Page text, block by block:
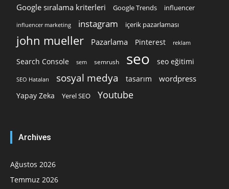
Google sıralama kriterleri Google Trends influencer
influencer marketing instagram içerik pazarlaması
john mueller Pazarlama Pinterest reklam
Search Console sem semrush seo seo eğitimi
SEO Hataları sosyal medya tasarım wordpress
Yapay Zeka Yerel SEO Youtube
Archives
Ağustos 2026
Temmuz 2026